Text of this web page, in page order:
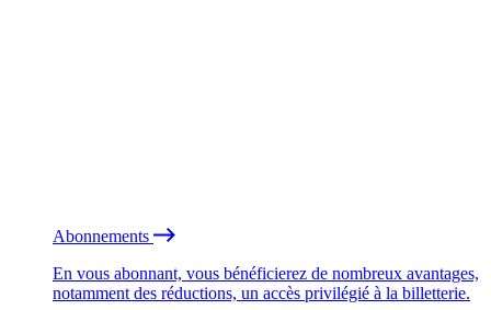
Abonnements
En vous abonnant, vous bénéficierez de nombreux avantages,
notamment des réductions, un accès privilégié à la billetterie.